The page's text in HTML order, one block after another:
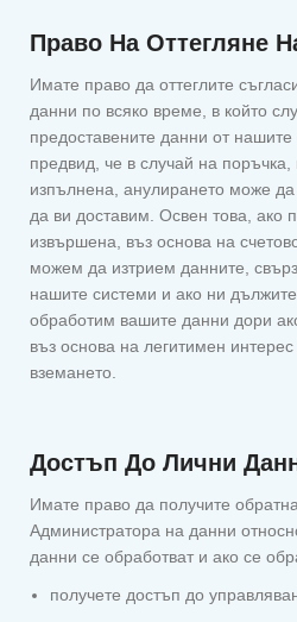
Право На Оттегляне
Имате право да оттеглите
данни по всяко време, в който
предоставените данни от
предвид, че в случай на
изпълнена, анулирането може
да ви доставим. Освен това, ако
извършена, въз основа на
можем да изтрием данните,
нашите системи и ако ни
обработим вашите данни дори
въз основа на легитимен
вземането.
Достъп До Лични
Имате право да получите
Администратора на данни
данни се обработват и ако се
получете достъп до